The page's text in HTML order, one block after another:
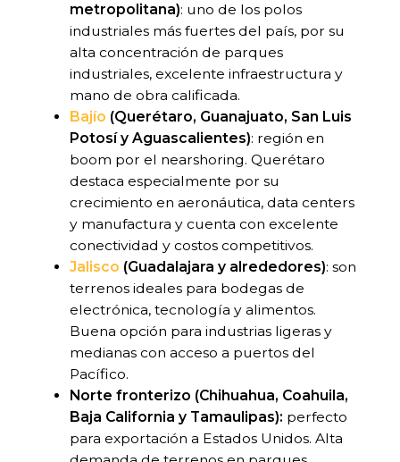
metropolitana): uno de los polos
industriales más fuertes del país, por su
alta concentración de parques
industriales, excelente infraestructura y
mano de obra calificada.
Bajío (Querétaro, Guanajuato, San Luis
Potosí y Aguascalientes): región en
boom por el nearshoring. Querétaro
destaca especialmente por su
crecimiento en aeronáutica, data centers
y manufactura y cuenta con excelente
conectividad y costos competitivos.
Jalisco (Guadalajara y alrededores): son
terrenos ideales para bodegas de
electrónica, tecnología y alimentos.
Buena opción para industrias ligeras y
medianas con acceso a puertos del
Pacífico.
Norte fronterizo (Chihuahua, Coahuila,
Baja California y Tamaulipas): perfecto
para exportación a Estados Unidos. Alta